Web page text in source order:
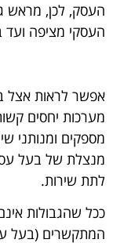
העסק, לכן, מראש
העסקי מציפה ועד
אפשר לראות אצל
מערכות יחסים
מספקים ומנותני
מנצלת של בעל
לתת שירות.
ככל שהגבולות
המתקשרים (בעל